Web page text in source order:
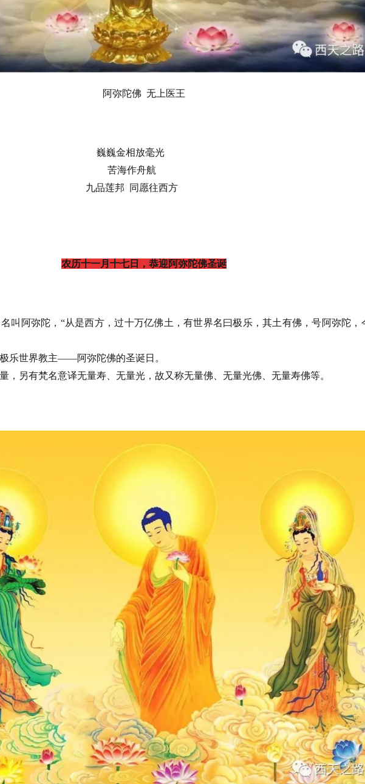
阿弥陀佛  无上医王
巍巍金相放毫光
苦海作舟航
九品莲邦 同愿往西方
农历十一月十七日，恭迎阿弥陀佛圣诞
叫阿弥陀，“从是西方，过十万亿佛土，有世界名曰极乐，其土有佛，号阿弥陀，
乐世界教主——阿弥陀佛的圣诞日。
，另有梵名意译无量寿、无量光，故又称无量佛、无量光佛、无量寿佛等。